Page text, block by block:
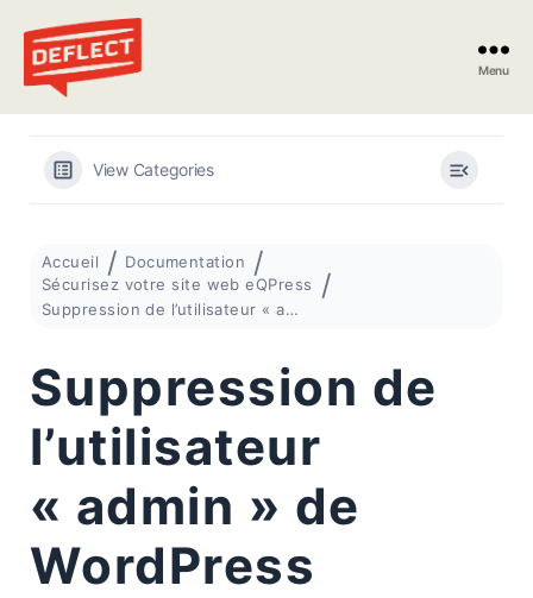
Deflect
Menu
View Categories
Accueil
Documentation
Sécurisez votre site web eQPress
Suppression de l’utilisateur « admin » de WordPress
Suppression de
l’utilisateur
« admin » de
WordPress